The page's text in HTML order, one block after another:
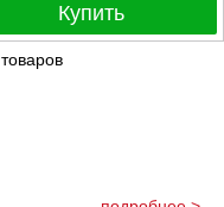
Купить
товаров